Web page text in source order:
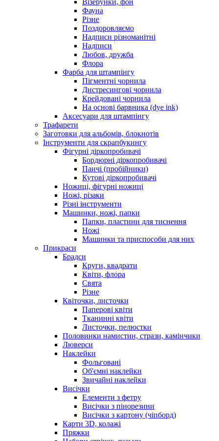
Фауна
Різне
Поздоровляємо
Надписи різноманітні
Надписи
Любов, дружба
Флора
Фарба для штампінгу
Пігментні чорнила
Дистресингові чорнила
Крейдовані чорнила
На основі барвника (dye ink)
Аксесуари для штампінгу
Трафарети
Заготовки для альбомів, блокнотів
Інструменти для скрапбукингу
Фігурні діркопробивачі
Бордюрні діркопробивачі
Панчі (пробійники)
Кутові діркопробивачі
Ножиці, фігурні ножиці
Ножі, різаки
Різні інструменти
Машинки, ножі, папки
Папки, пластини для тиснення
Ножі
Машинки та приспособи для них
Прикраси
Брадси
Круги, квадрати
Квіти, флора
Свята
Різне
Квіточки, листочки
Паперові квіти
Тканинні квіти
Листочки, пелюстки
Половинки намистин, стрази, камінчики
Люверси
Наклейки
Фольговані
Об'ємні наклейки
Звичайні наклейки
Висічки
Елементи з фетру
Висічки з пінорезини
Висічки з картону (чіпборд)
Карти 3D, колажі
Пряжки